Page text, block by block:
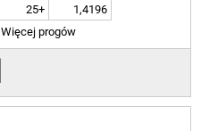
25+
1,4196
Więcej progów